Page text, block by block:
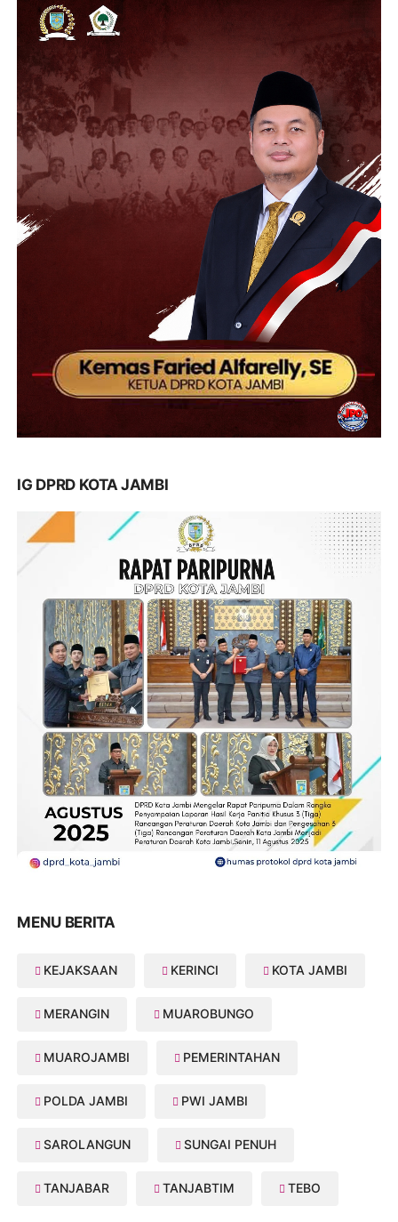
IG DPRD KOTA JAMBI
MENU BERITA
KEJAKSAAN KERINCI KOTA JAMBI
MERANGIN MUAROBUNGO
MUAROJAMBI PEMERINTAHAN
POLDA JAMBI PWI JAMBI
SAROLANGUN SUNGAI PENUH
TANJABAR TANJABTIM TEBO